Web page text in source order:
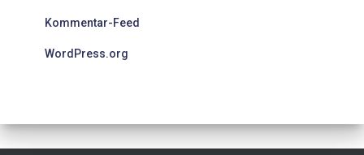
Kommentar-Feed
WordPress.org